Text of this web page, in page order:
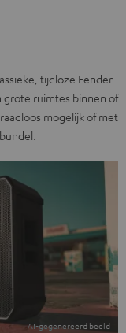
tijdloze Fender
grote ruimtes binnen of
mogelijk of met